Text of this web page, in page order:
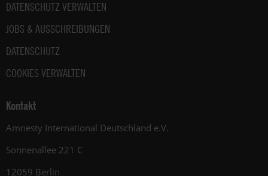
DATENSCHUTZ VERWALTEN
JOBS & AUSSCHREIBUNGEN
DATENSCHUTZ
COOKIES VERWALTEN
Kontakt
Amnesty International Deutschland e.V.
Sonnenallee 221 C
12059 Berlin